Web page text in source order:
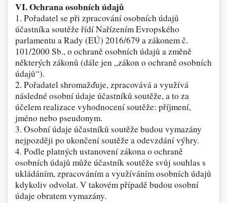
VI. Ochrana osobních údajů
1. Pořadatel se při zpracování osobních údajů
účastníka soutěže řídí Nařízením Evropského
parlamentu a Rady (EÚ) 2016/679 a zákonem č.
101/2000 Sb., o ochraně osobních údajů a změně
některých zákonů (dále jen „zákon o ochraně osobních
údajů“).
2. Pořadatel shromažďuje, zpracovává a využívá
následné osobní údaje účastníků soutěže, a to za
účelem realizace vyhodnocení soutěže: příjmení,
jméno nebo pseudonym.
3. Osobní údaje účastníků soutěže budou vymazány
nejpozději po ukončení soutěže a odevzdání výhry.
4. Podle platných ustanovení zákona o ochraně
osobních údajů může účastník soutěže svůj souhlas s
ukládáním, zpracováním a využíváním osobních údajů
kdykoliv odvolat. V takovém případě budou osobní
údaje obratem vymazány.